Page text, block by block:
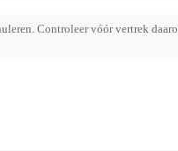
Controleer vóór vertrek